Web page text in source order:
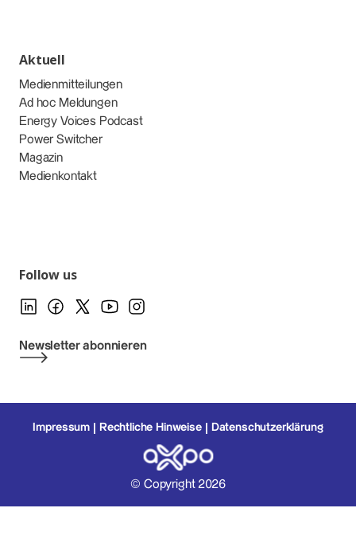
Aktuell
Medienmitteilungen
Ad hoc Meldungen
Energy Voices Podcast
Power Switcher
Magazin
Medienkontakt
Follow us
Newsletter abonnieren
Impressum Rechtliche Hinweise Datenschutzerklärung
© Copyright 2026